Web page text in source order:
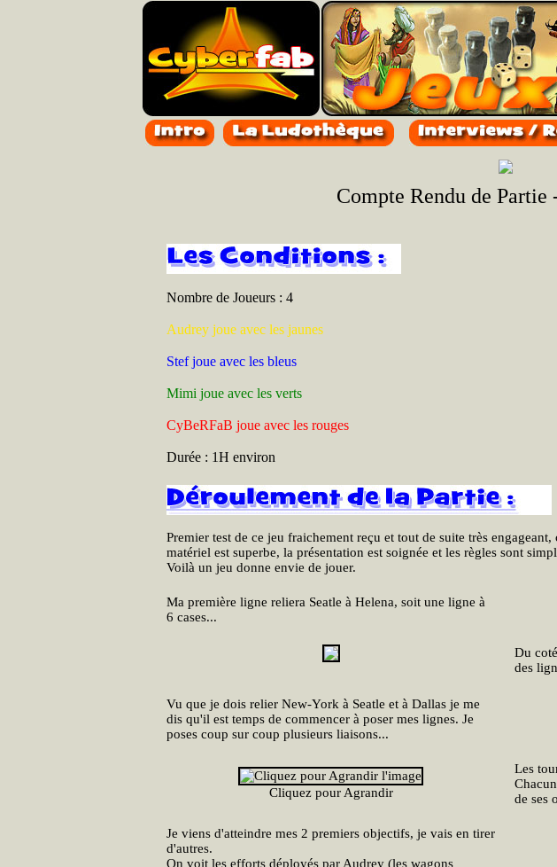
Compte Rendu de Partie
Nombre de Joueurs : 4
Audrey joue avec les jaunes
Stef joue avec les bleus
Mimi joue avec les verts
CyBeRFaB joue avec les rouges
Durée : 1H environ
Premier test de ce jeu fraichement reçu et tout de suite très
matériel est superbe, la présentation est soignée et les règles sont
Voilà un jeu donne envie de jouer.
Ma première ligne reliera Seatle à Helena, soit une ligne à
6 cases...
Du
des
Vu que je dois relier New-York à Seatle et à Dallas je me
dis qu'il est temps de commencer à poser mes lignes. Je
poses coup sur coup plusieurs liaisons...
Cliquez pour Agrandir
Les
de ses
Je viens d'atteindre mes 2 premiers objectifs, je vais en tirer
d'autres.
On voit les efforts déployés par Audrey (les wagons